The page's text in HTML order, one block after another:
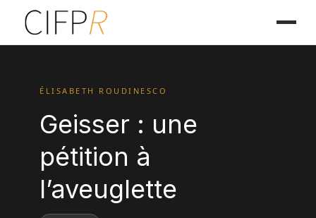
ÉLISABETH ROUDINESCO
Geisser : une
pétition à
l’aveuglette